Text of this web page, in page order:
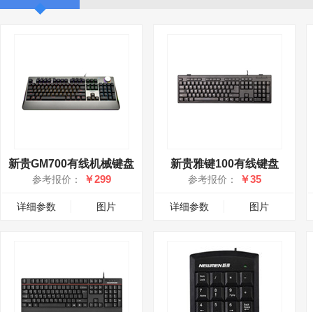
新贵GM700有线机械键盘
参考报价： ￥299
详细参数 图片
新贵雅键100有线键盘
参考报价： ￥35
详细参数 图片